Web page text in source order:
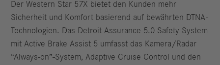
Der Western Star 57X bietet den Kunden mehr
Sicherheit und Komfort basierend auf bewährten DTNA-
Technologien. Das Detroit Assurance 5.0 Safety System
mit Active Brake Assist 5 umfasst das Kamera/Radar
“Always-on”-System, Adaptive Cruise Control und den